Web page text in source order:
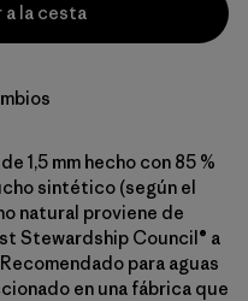
a la cesta
1,5 mm hecho con 85 %
sintético (según el
natural proviene de
Stewardship Council® a
para aguas
en una fábrica que